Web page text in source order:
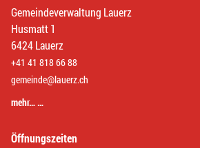
Gemeindeverwaltung Lauerz
Husmatt 1
6424 Lauerz
+41 41 818 66 88
gemeinde@lauerz.ch
mehr… …
Öffnungszeiten